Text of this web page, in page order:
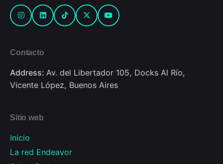
Contacto
Address: Av. del Libertador 105, Docks Al Río,
Vicente López, Buenos Aires
Sitio web
Inicio
La red Endeavor